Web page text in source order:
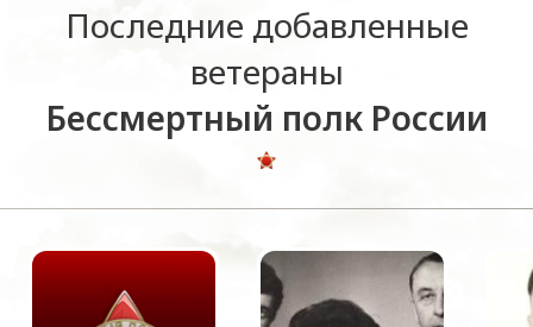
Последние добавленные
ветераны
Бессмертный полк России